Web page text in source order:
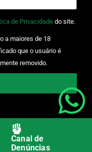
de Privacidade do site.
a maiores de 18
que o usuário é
removido.
reservados.
Canal de
Denúncias